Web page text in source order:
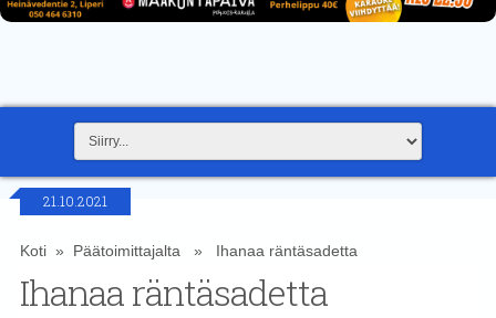
21.10.2021
Koti» Päätoimittajalta» Ihanaa räntäsadetta
Ihanaa räntäsadetta